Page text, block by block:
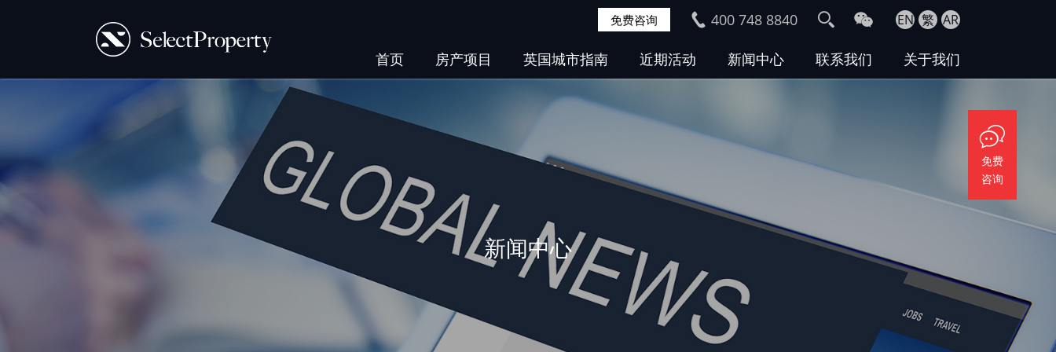
首页 房产项目 英国城市指南 近期活动 新闻中心 联系我们 关于我们
免费咨询 400 748 8840 EN 繁 AR
新闻中心
免费
咨询